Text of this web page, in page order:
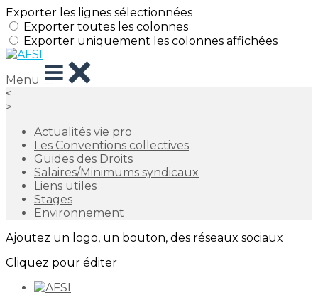
Exporter les lignes sélectionnées
Exporter toutes les colonnes
Exporter uniquement les colonnes affichées
Menu
<
>
Actualités vie pro
Les Conventions collectives
Guides des Droits
Salaires/Minimums syndicaux
Liens utiles
Stages
Environnement
Ajoutez un logo, un bouton, des réseaux sociaux
Cliquez pour éditer